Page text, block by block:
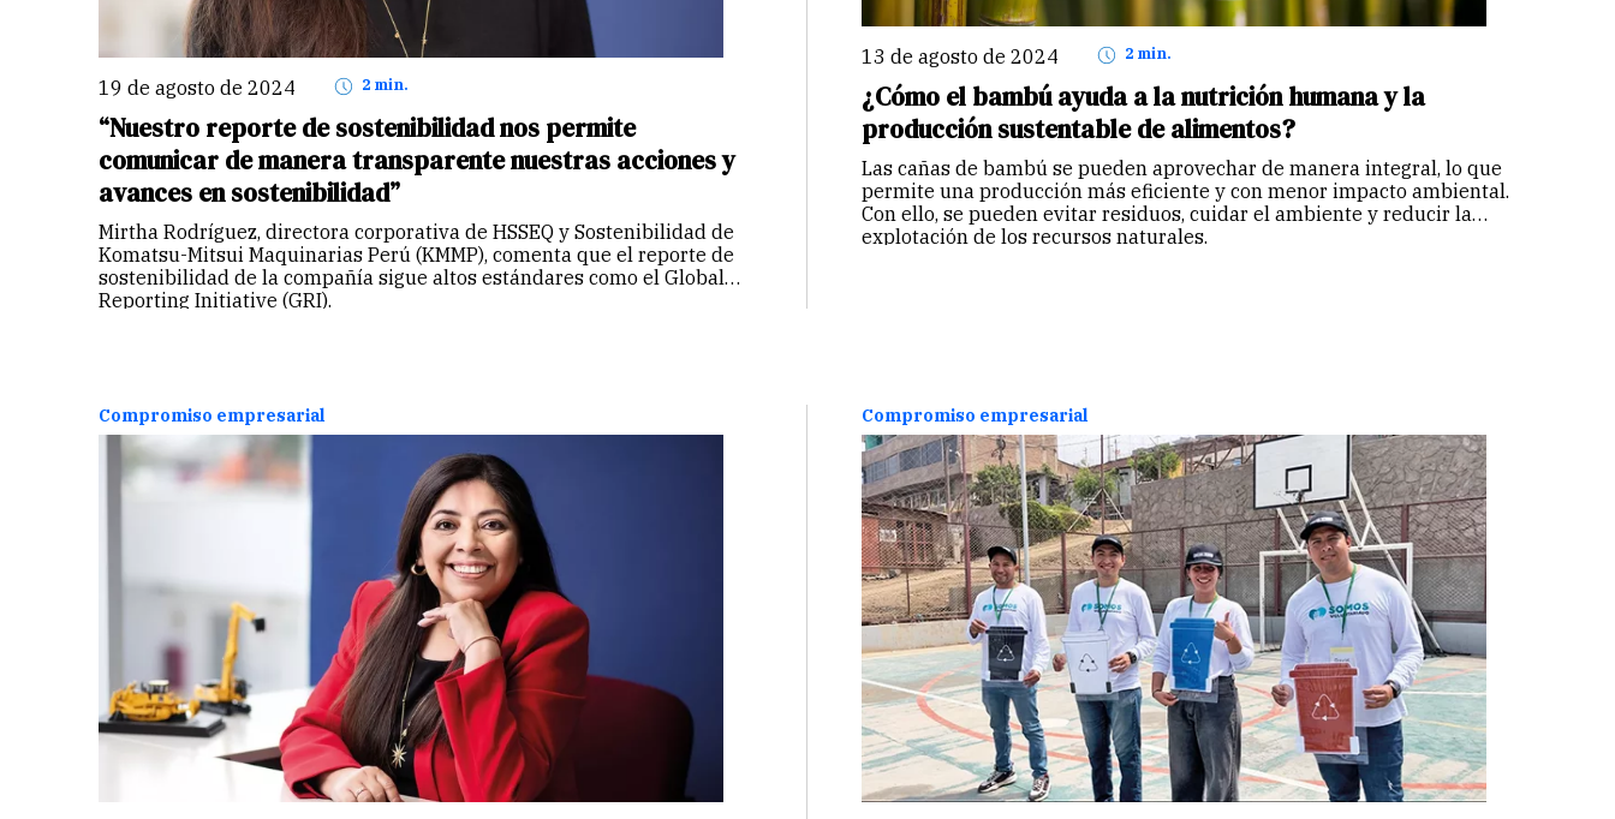
19 de agosto de 2024 2 min.
“Nuestro reporte de sostenibilidad nos permite
comunicar de manera transparente nuestras acciones y
avances en sostenibilidad”
Mirtha Rodríguez, directora corporativa de HSSEQ y Sostenibilidad de
Komatsu-Mitsui Maquinarias Perú (KMMP), comenta que el reporte de
sostenibilidad de la compañía sigue altos estándares como el Global
Reporting Initiative (GRI).
13 de agosto de 2024 2 min.
¿Cómo el bambú ayuda a la nutrición humana y la
producción sustentable de alimentos?
Las cañas de bambú se pueden aprovechar de manera integral, lo que
permite una producción más eficiente y con menor impacto ambiental.
Con ello, se pueden evitar residuos, cuidar el ambiente y reducir la
explotación de los recursos naturales.
Compromiso empresarial Compromiso empresarial